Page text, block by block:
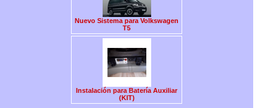
Nuevo Sistema para Volkswagen
T5
Instalación para Batería Auxiliar
(KIT)